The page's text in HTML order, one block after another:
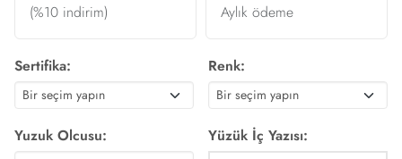
(%10 indirim) Aylık ödeme
Sertifika: Renk:
Yuzuk Olcusu: Yüzük İç Yazısı: